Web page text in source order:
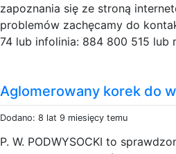
zapoznania się ze stroną
problemów zachęcamy do
74 lub infolinia: 884 800 515 lub
Aglomerowany korek do
Dodano: 8 lat 9 miesięcy temu
P. W. PODWYSOCKI to